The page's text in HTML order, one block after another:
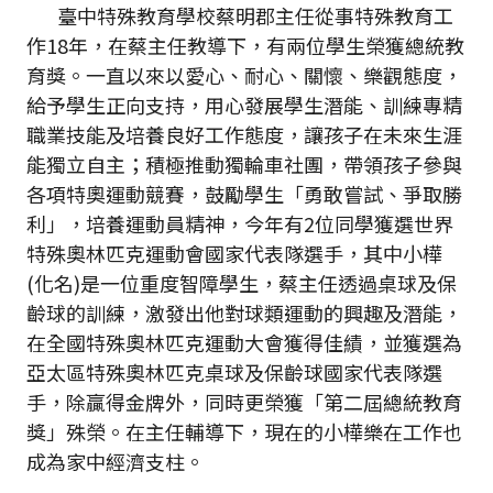
臺中特殊教育學校蔡明郡主任從事特殊教育工
作18年，在蔡主任教導下，有兩位學生榮獲總統教
育獎。一直以來以愛心、耐心、關懷、樂觀態度，
給予學生正向支持，用心發展學生潛能、訓練專精
職業技能及培養良好工作態度，讓孩子在未來生涯
能獨立自主；積極推動獨輪車社團，帶領孩子參與
各項特奧運動競賽，鼓勵學生「勇敢嘗試、爭取勝
利」，培養運動員精神，今年有2位同學獲選世界
特殊奧林匹克運動會國家代表隊選手，其中小樺
(化名)是一位重度智障學生，蔡主任透過桌球及保
齡球的訓練，激發出他對球類運動的興趣及潛能，
在全國特殊奧林匹克運動大會獲得佳績，並獲選為
亞太區特殊奧林匹克桌球及保齡球國家代表隊選
手，除贏得金牌外，同時更榮獲「第二屆總統教育
獎」殊榮。在主任輔導下，現在的小樺樂在工作也
成為家中經濟支柱。